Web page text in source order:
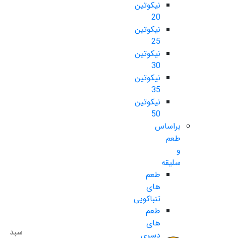
نیکوتین
20
نیکوتین
25
نیکوتین
30
نیکوتین
35
نیکوتین
50
براساس
طعم
و
سلیقه
طعم
های
تنباکویی
طعم
های
دسری
سبد